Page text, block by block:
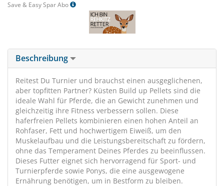
Save & Easy Spar Abo
Beschreibung
Reitest Du Turnier und brauchst einen ausgeglichenen,
aber topfitten Partner? Küsten Build up Pellets sind die
ideale Wahl für Pferde, die an Gewicht zunehmen und
gleichzeitig ihre Fitness verbessern sollen. Diese
haferfreien Pellets kombinieren einen hohen Anteil an
Rohfaser, Fett und hochwertigem Eiweiß, um den
Muskelaufbau und die Leistungsbereitschaft zu fördern,
ohne das Temperament Deines Pferdes zu beeinflussen.
Dieses Futter eignet sich hervorragend für Sport- und
Turnierpferde sowie Ponys, die eine ausgewogene
Ernährung benötigen, um in Bestform zu bleiben.